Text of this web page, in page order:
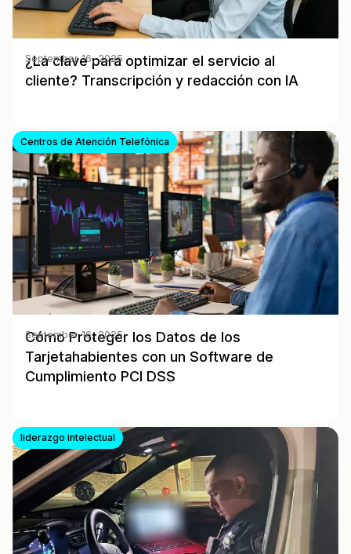
¿La clave para optimizar el servicio al
cliente? Transcripción y redacción con IA
September 16, 2025
Centros de Atención Telefónica
Cómo Proteger los Datos de los
Tarjetahabientes con un Software de
Cumplimiento PCI DSS
September 16, 2025
liderazgo intelectual